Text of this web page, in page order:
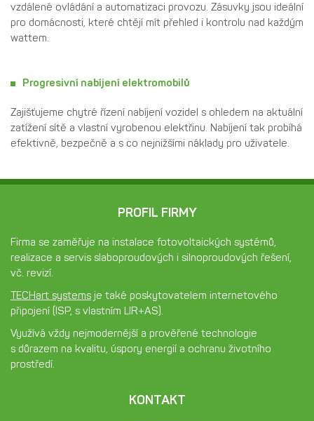
vzdálené ovládání a automatizaci provozu. Zásuvky jsou ideální
pro domácnosti, které chtějí mít přehled i kontrolu nad každým
wattem.
Progresivní nabíjení elektromobilů
Zajišťujeme chytré řízení nabíjení vozidel s ohledem na aktuální
zatížení sítě a vlastní vyrobenou elektřinu. Nabíjení tak probíhá
efektivně, bezpečně a s co nejnižšími náklady pro uživatele.
PROFIL FIRMY
Firma se zaměřuje na instalace fotovoltaických systémů,
realizace a servis slaboproudových i silnoproudových řešení,
vč. revizí.
TECHart systems je také poskytovatelem internetového
připojení (ISP, s vlastním LIR+AS).
Využívá vždy nejmodernější a prověřené technologie
s důrazem na kvalitu, úspory energií a ochranu životního
prostředí.
KONTAKT